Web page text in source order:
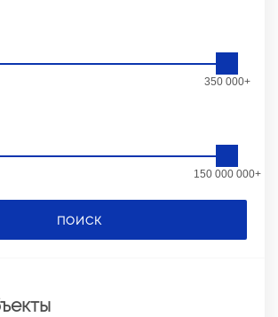
350 000+
150 000 000+
ПОИСК